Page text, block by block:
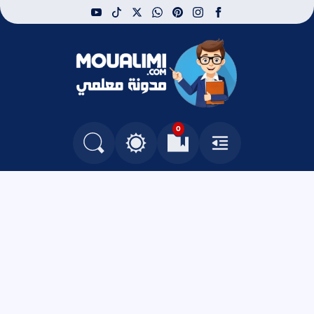
facebook
instagram
pinterest
whatsapp
x
tiktok
youtube
مدونة معلمي
القائمة
0
العلامات المرجعيةالتغيير بين الوضع النهاري والداكن
البحث في المدونة